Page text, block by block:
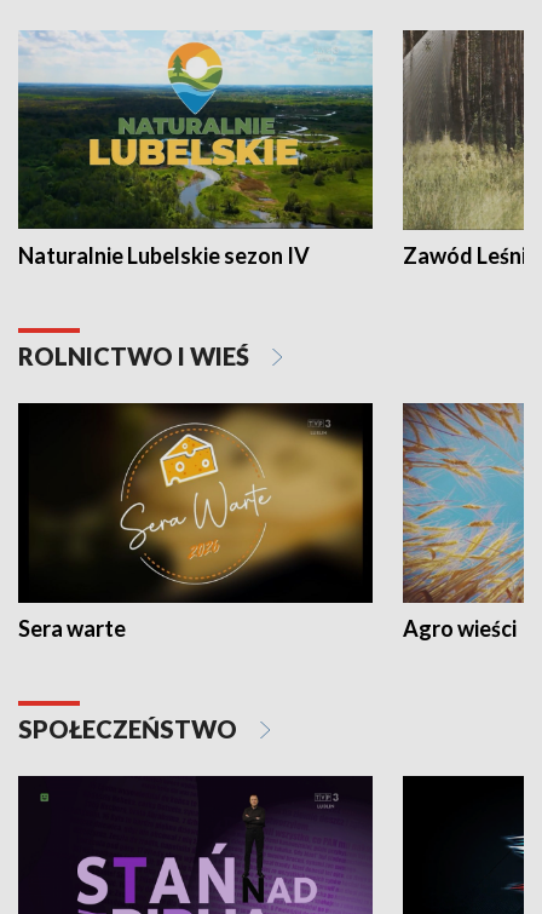
Naturalnie Lubelskie sezon IV Zawód Leśnik
ROLNICTWO I WIEŚ
Sera warte Agro wieści
SPOŁECZEŃSTWO